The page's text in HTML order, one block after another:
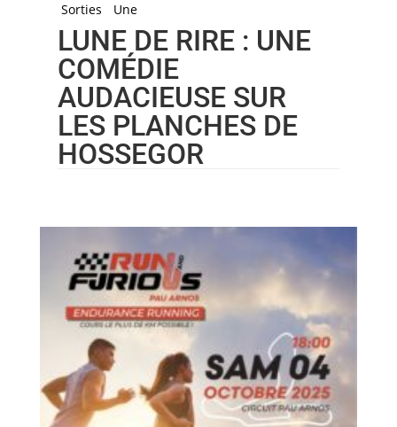
Sorties Une
LUNE DE RIRE : UNE
COMÉDIE
AUDACIEUSE SUR
LES PLANCHES DE
HOSSEGOR